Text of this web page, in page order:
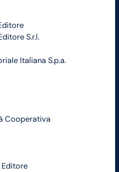
S.r.l.
Italiana S.p.a.
Cooperativa